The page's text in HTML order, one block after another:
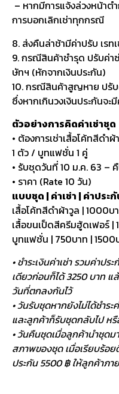
– หากมีการแจ้งล่วงหน้าต่
การบอกเลิกเช่าทุกกรณี
8. ส่งคืนล่าช้ามีค่าปรับ เร
9. กรณีสินค้าชำรุด ปรับค่า
ษัทฯ (หักจากเงินประกัน)
10. กรณีสินค้าสูญหาย ปรับ
ซึ่งหากเกินวงเงินประกันจะ
ตัวอย่างการคิดค่าเช่าชุด
• ต้องการเช่าเสื้อโค้ทสีดำ
1 ตัว / บูทแฟชั่น 1 คู่
• รับชุดวันที่ 10 ม.ค. 63 –
• ราคา (Rate 10 วัน)
แบบชุด | ค่าเช่า | ค่าประ
เสื้อโค้ทสีดำผ้าวูล | 1000บ
เสื้อขนเป็ดสีครีมฮู้ดเฟอร์
บูทแฟชั่น | 750บาท | 1500
• ชำระเงินค่าเช่า รวมค่าปร
เดียวก่อนก็ได้ 3250 บาท แ
วันที่ตกลงกันไว้
• วันรับชุดหากยังไม่ได้ชำร
และลูกค้าก็รับชุดกลับไป หรื
• วันคืนชุดเมื่อลูกค้านำชุดม
สภาพของชุด เมื่อเรียบร้อย
ประกัน 5500 ฿ ให้ลูกค้าภา